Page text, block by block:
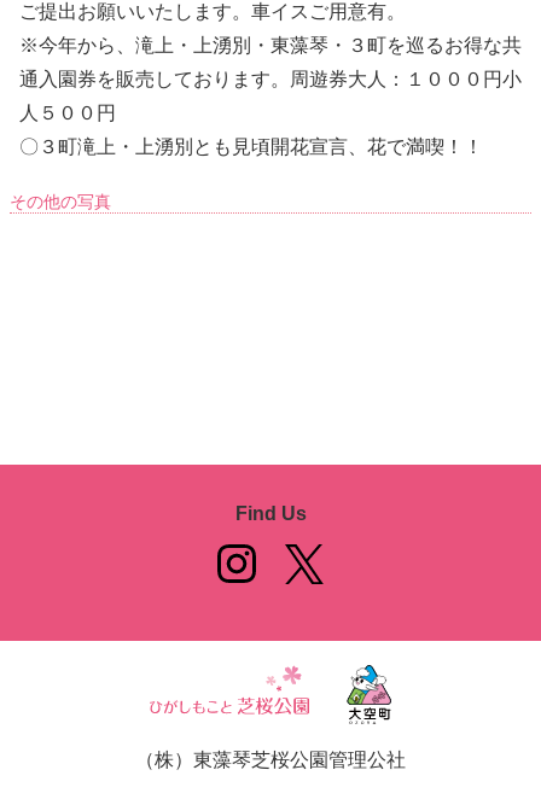
ご提出お願いいたします。車イスご用意有。
※今年から、滝上・上湧別・東藻琴・３町を巡るお得な共
通入園券を販売しております。周遊券大人：１０００円小
人５００円
〇３町滝上・上湧別とも見頃開花宣言、花で満喫！！
その他の写真
Find Us
（株）東藻琴芝桜公園管理公社